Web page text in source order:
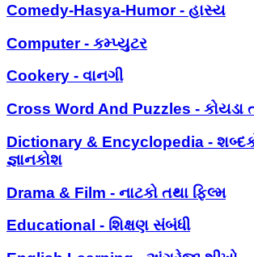
Comedy-Hasya-Humor - હાસ્ય
Computer - કમ્પ્યુટર
Cookery - વાનગી
Cross Word And Puzzles - કોયડા
Dictionary & Encyclopedia -
જ્ઞાનકોશ
Drama & Film - નાટકો તથા ફિલ્મ
Educational - શિક્ષણ સંબંધી